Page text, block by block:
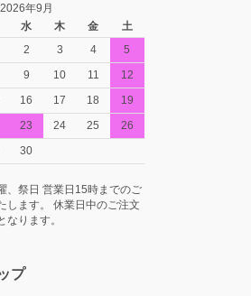
2026年9月
水 木 金
土
2 3 4
5
9 10 11
12
16 17 18
19
23 24 25
26
30
、祭日 営業日15時までのご
します。 休業日中のご注文
なります。
プ